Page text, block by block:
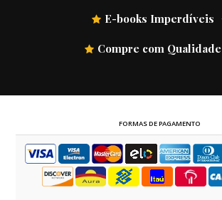
E-books Imperdíveis
Compre com Qualidade
FORMAS DE PAGAMENTO